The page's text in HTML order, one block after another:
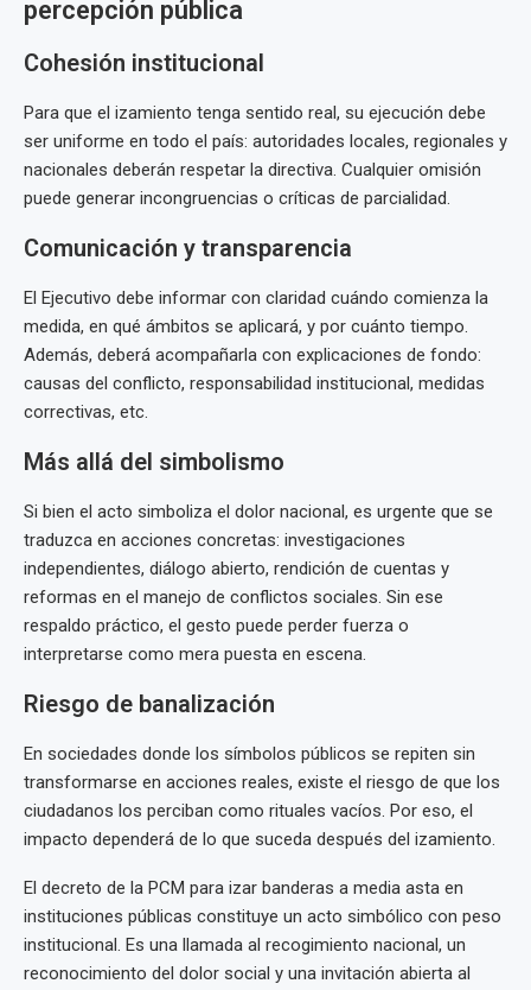
percepción pública
Cohesión institucional
Para que el izamiento tenga sentido real, su ejecución debe
ser uniforme en todo el país: autoridades locales, regionales y
nacionales deberán respetar la directiva. Cualquier omisión
puede generar incongruencias o críticas de parcialidad.
Comunicación y transparencia
El Ejecutivo debe informar con claridad cuándo comienza la
medida, en qué ámbitos se aplicará, y por cuánto tiempo.
Además, deberá acompañarla con explicaciones de fondo:
causas del conflicto, responsabilidad institucional, medidas
correctivas, etc.
Más allá del simbolismo
Si bien el acto simboliza el dolor nacional, es urgente que se
traduzca en acciones concretas: investigaciones
independientes, diálogo abierto, rendición de cuentas y
reformas en el manejo de conflictos sociales. Sin ese
respaldo práctico, el gesto puede perder fuerza o
interpretarse como mera puesta en escena.
Riesgo de banalización
En sociedades donde los símbolos públicos se repiten sin
transformarse en acciones reales, existe el riesgo de que los
ciudadanos los perciban como rituales vacíos. Por eso, el
impacto dependerá de lo que suceda después del izamiento.
El decreto de la PCM para izar banderas a media asta en
instituciones públicas constituye un acto simbólico con peso
institucional. Es una llamada al recogimiento nacional, un
reconocimiento del dolor social y una invitación abierta al